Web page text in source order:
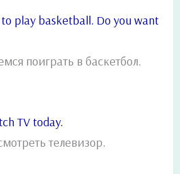
to play basketball. Do you want
поиграть в баскетбол.
TV today.
телевизор.